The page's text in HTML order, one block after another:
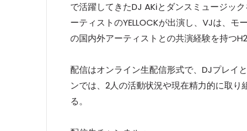
で活躍してきたDJ AKiとダンスミュージッ
ーティストのYELLOCKが出演し、VJは、
の国内外アーティストとの共演経験を持つ
配信はオンライン生配信形式で、DJプレイ
ンでは、2人の活動状況や現在精力的に取
る。